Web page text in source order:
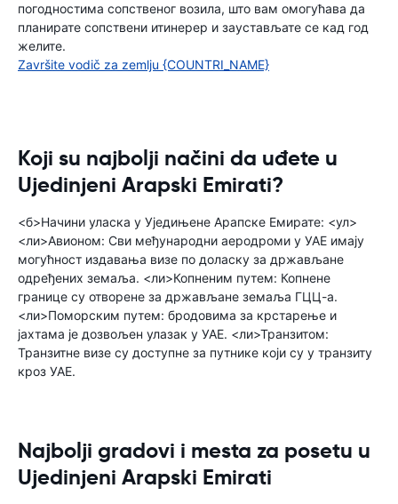
погодностима сопственог возила, што вам омогућава да
планирате сопствени итинерер и заустављате се кад год
желите.
Završite vodič za zemlju {COUNTRI_NAME}
Koji su najbolji načini da uđete u
Ujedinjeni Arapski Emirati?
<б>Начини уласка у Уједињене Арапске Емирате: <ул>
<ли>Авионом: Сви међународни аеродроми у УАЕ имају
могућност издавања визе по доласку за држављане
одређених земаља. <ли>Копненим путем: Копнене
границе су отворене за држављане земаља ГЦЦ-а.
<ли>Поморским путем: бродовима за крстарење и
јахтама је дозвољен улазак у УАЕ. <ли>Транзитом:
Транзитне визе су доступне за путнике који су у транзиту
кроз УАЕ.
Najbolji gradovi i mesta za posetu u
Ujedinjeni Arapski Emirati